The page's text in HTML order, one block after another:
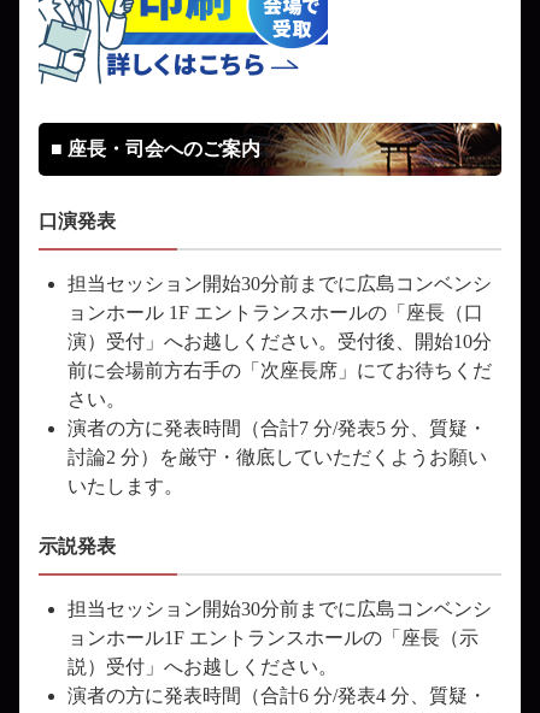
■ 座長・司会へのご案内
口演発表
担当セッション開始30分前までに広島コンベンシ
ョンホール 1F エントランスホールの「座長（口
演）受付」へお越しください。受付後、開始10分
前に会場前方右手の「次座長席」にてお待ちくだ
さい。
演者の方に発表時間（合計7 分/発表5 分、質疑・
討論2 分）を厳守・徹底していただくようお願い
いたします。
示説発表
担当セッション開始30分前までに広島コンベンシ
ョンホール1F エントランスホールの「座長（示
説）受付」へお越しください。
演者の方に発表時間（合計6 分/発表4 分、質疑・